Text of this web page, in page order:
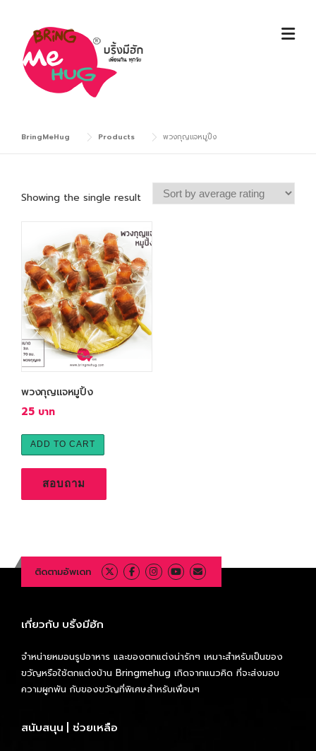
content
BringMeHug Products พวงกุญแจหมูปิ้ง
Showing the single result
พวงกุญแจหมูปิ้ง
25
ADD TO CART
สอบถาม
ติดตามอัพเดท
เกี่ยวกับ บริ้งมีฮัก
จำหน่ายหมอนรูปอาหาร และของตกแต่งน่ารักๆ เหมาะสำหรับเป็นของ
ขวัญหรือใช้ตกแต่งบ้าน Bringmehug เกิดจากแนวคิด ที่จะส่งมอบ
ความผูกพัน กับของขวัญที่พิเศษสำหรับเพื่อนๆ
สนับสนุน | ช่วยเหลือ